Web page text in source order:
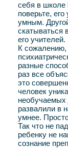
себя в
поверьте,
умным.
скатываться
его учителей.
К сожалению,
разные
раз все
это
человек
необучаемых
развалили в
умнее.
Так что не
ребенку не
сознание